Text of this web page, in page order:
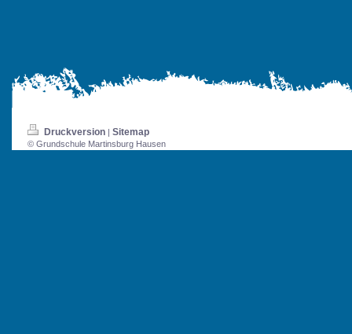
Druckversion | Sitemap
© Grundschule Martinsburg Hausen